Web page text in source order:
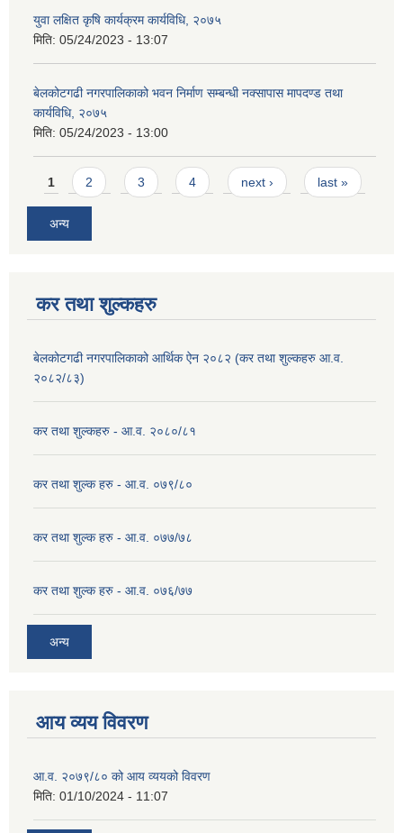
युवा लक्षित कृषि कार्यक्रम कार्यविधि, २०७५
मिति: 05/24/2023 - 13:07
बेलकोटगढी नगरपालिकाको भवन निर्माण सम्बन्धी नक्सापास मापदण्ड तथा
कार्यविधि, २०७५
मिति: 05/24/2023 - 13:00
Pages
1 2 3 4 next › last »
अन्य
कर तथा शुल्कहरु
बेलकोटगढी नगरपालिकाको आर्थिक ऐन २०८२ (कर तथा शुल्कहरु आ.व.
२०८२/८३)
कर तथा शुल्कहरु - आ.व. २०८०/८१
कर तथा शुल्क हरु - आ.व. ०७९/८०
कर तथा शुल्क हरु - आ.व. ०७७/७८
कर तथा शुल्क हरु - आ.व. ०७६/७७
अन्य
आय व्यय विवरण
आ.व. २०७९/८० को आय व्ययको विवरण
मिति: 01/10/2024 - 11:07